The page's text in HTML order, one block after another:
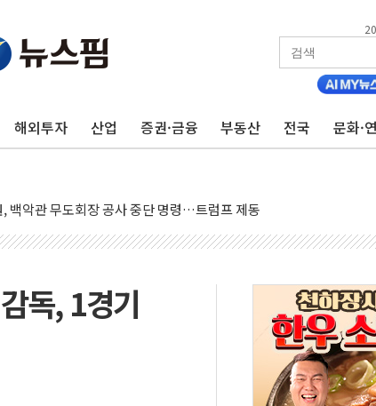
해외투자 산업 증권·금융 부동산 전국 문화·
수니파 3국, '공동방위협정' 체결… 이스라엘·이란 위협에 맞설 자
·자폐증 행정명령 검토…"이르면 다음 주"
원유 수출항 '하르그섬', 최근 1주일 이상 '올스톱'… 美 해상봉쇄 영향
에 엔화 장중 급등…시장은 "또 개입했나" 촉각
리뷰, 美 고용 쇼크에 금리 인상 우려 후퇴…나스닥 선물 1%대 상승
고용 2만3000명 감소 '쇼크'…9월 금리 인상 기대 후퇴
장 전 특징주...아틀라시안·클라우드플레어·태양광주↑ VS 트레
DPAA와 MOU… "6·25 미군 실종자 7359명 끝까지 찾겠다"
독, 1경기